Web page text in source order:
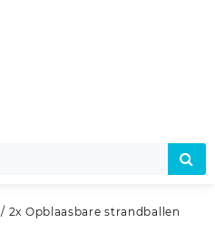
/ 2x Opblaasbare strandballen